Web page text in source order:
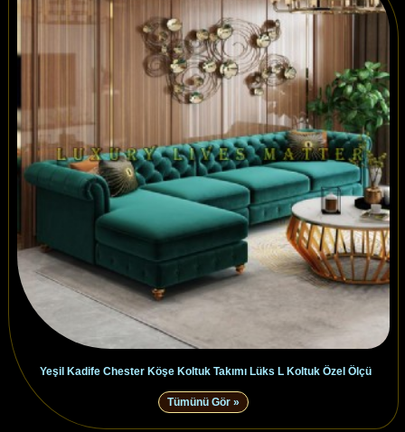
Yeşil Kadife Chester Köşe Koltuk Takımı Lüks L Koltuk Özel Ölçü
Tümünü Gör »